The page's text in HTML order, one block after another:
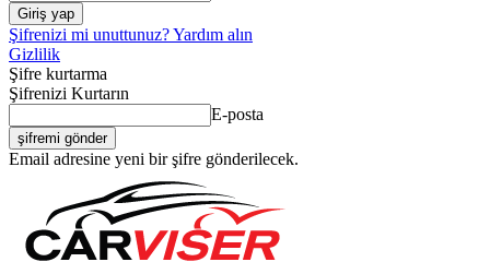
Şifrenizi mi unuttunuz? Yardım alın
Gizlilik
Şifre kurtarma
Şifrenizi Kurtarın
E-posta
Email adresine yeni bir şifre gönderilecek.